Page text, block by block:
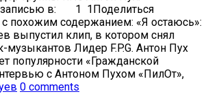
записью в: 1 1Поделиться
похожим содержанием: «Я остаюсь»:
выпустил клип, в котором снял
музыкантов Лидер F.P.G. Антон Пух
популярности «Гражданской
с Антоном Пухом «ПилОт»,
0 comments